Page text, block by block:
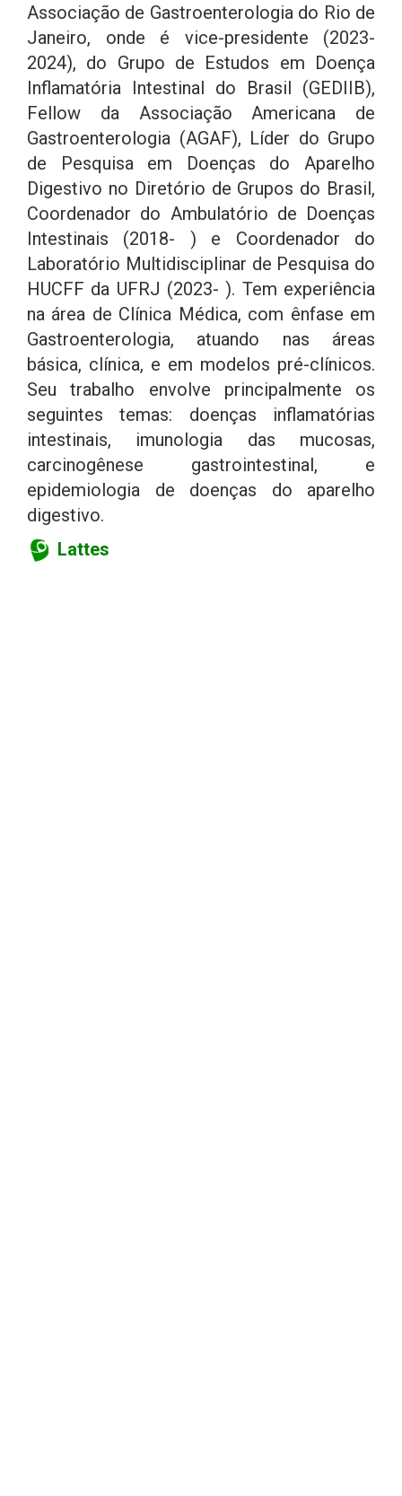
Associação de Gastroenterologia do Rio de
Janeiro, onde é vice-presidente (2023-
2024), do Grupo de Estudos em Doença
Inflamatória Intestinal do Brasil (GEDIIB),
Fellow da Associação Americana de
Gastroenterologia (AGAF), Líder do Grupo
de Pesquisa em Doenças do Aparelho
Digestivo no Diretório de Grupos do Brasil,
Coordenador do Ambulatório de Doenças
Intestinais (2018- ) e Coordenador do
Laboratório Multidisciplinar de Pesquisa do
HUCFF da UFRJ (2023- ). Tem experiência
na área de Clínica Médica, com ênfase em
Gastroenterologia, atuando nas áreas
básica, clínica, e em modelos pré-clínicos.
Seu trabalho envolve principalmente os
seguintes temas: doenças inflamatórias
intestinais, imunologia das mucosas,
carcinogênese gastrointestinal, e
epidemiologia de doenças do aparelho
digestivo.
Lattes